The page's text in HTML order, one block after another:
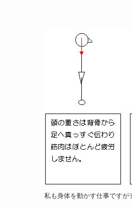
私も身体を動かす仕事です